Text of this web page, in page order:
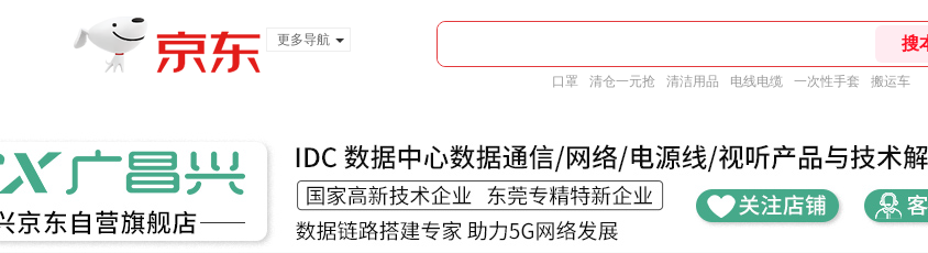
更多导航
口罩 清仓一元抢 清洁用品 电线电缆 一次性手套 搬运车